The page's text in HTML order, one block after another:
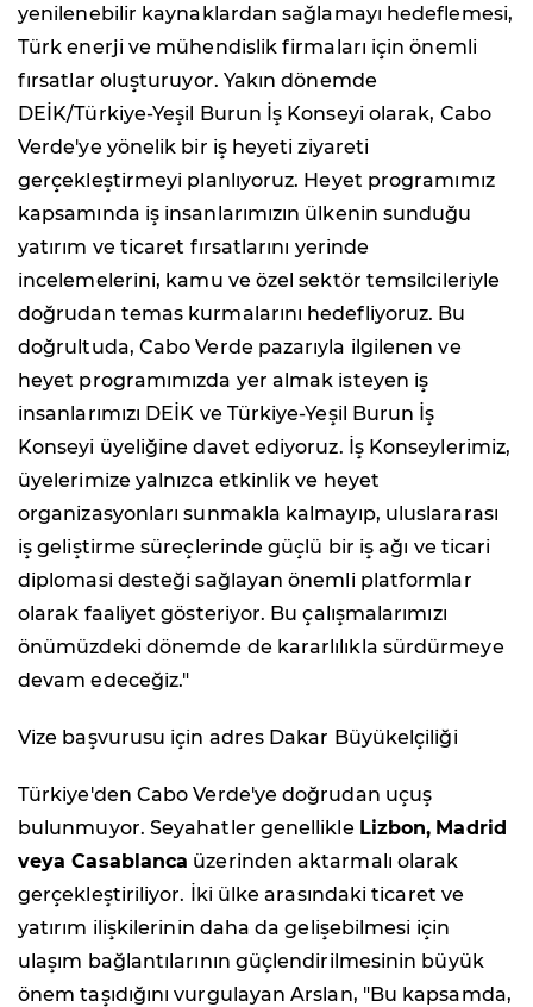
yenilenebilir kaynaklardan sağlamayı hedeflemesi,
Türk enerji ve mühendislik firmaları için önemli
fırsatlar oluşturuyor. Yakın dönemde
DEİK/Türkiye-Yeşil Burun İş Konseyi olarak, Cabo
Verde'ye yönelik bir iş heyeti ziyareti
gerçekleştirmeyi planlıyoruz. Heyet programımız
kapsamında iş insanlarımızın ülkenin sunduğu
yatırım ve ticaret fırsatlarını yerinde
incelemelerini, kamu ve özel sektör temsilcileriyle
doğrudan temas kurmalarını hedefliyoruz. Bu
doğrultuda, Cabo Verde pazarıyla ilgilenen ve
heyet programımızda yer almak isteyen iş
insanlarımızı DEİK ve Türkiye-Yeşil Burun İş
Konseyi üyeliğine davet ediyoruz. İş Konseylerimiz,
üyelerimize yalnızca etkinlik ve heyet
organizasyonları sunmakla kalmayıp, uluslararası
iş geliştirme süreçlerinde güçlü bir iş ağı ve ticari
diplomasi desteği sağlayan önemli platformlar
olarak faaliyet gösteriyor. Bu çalışmalarımızı
önümüzdeki dönemde de kararlılıkla sürdürmeye
devam edeceğiz."
Vize başvurusu için adres Dakar Büyükelçiliği
Türkiye'den Cabo Verde'ye doğrudan uçuş
bulunmuyor. Seyahatler genellikle Lizbon, Madrid
veya Casablanca üzerinden aktarmalı olarak
gerçekleştiriliyor. İki ülke arasındaki ticaret ve
yatırım ilişkilerinin daha da gelişebilmesi için
ulaşım bağlantılarının güçlendirilmesinin büyük
önem taşıdığını vurgulayan Arslan, "Bu kapsamda,